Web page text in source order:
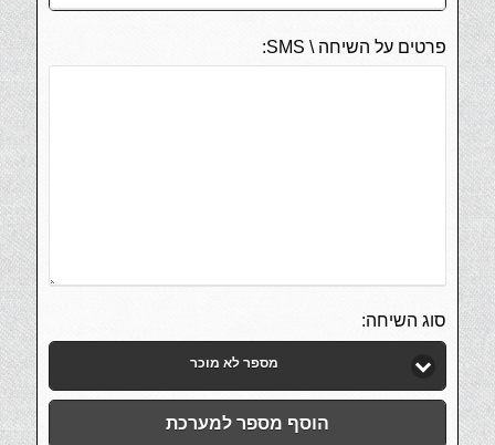
פרטים על השיחה \ SMS:
סוג השיחה:
מספר לא מוכר
הוסף מספר למערכת